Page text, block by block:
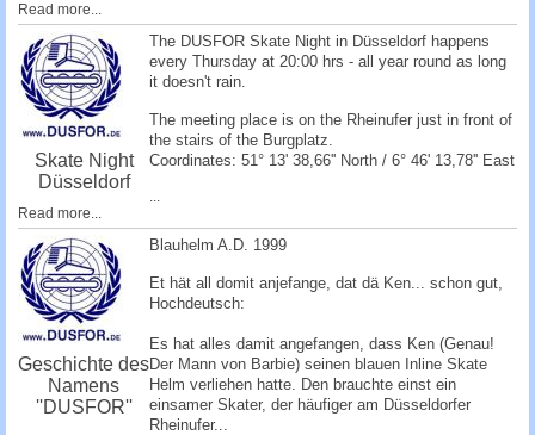
Read more...
Skate Night
Düsseldorf
The DUSFOR Skate Night in Düsseldorf happens
every Thursday at 20:00 hrs - all year round as long
it doesn't rain.
The meeting place is on the Rheinufer just in front of
the stairs of the Burgplatz.
Coordinates: 51° 13' 38,66'' North / 6° 46' 13,78'' East
...
Read more...
Geschichte des
Namens
''DUSFOR''
Blauhelm A.D. 1999
Et hät all domit anjefange, dat dä Ken... schon gut,
Hochdeutsch:
Es hat alles damit angefangen, dass Ken (Genau!
Der Mann von Barbie) seinen blauen Inline Skate
Helm verliehen hatte. Den brauchte einst ein
einsamer Skater, der häufiger am Düsseldorfer
Rheinufer...